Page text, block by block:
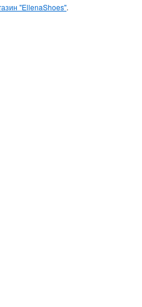
"EllenaShoes".